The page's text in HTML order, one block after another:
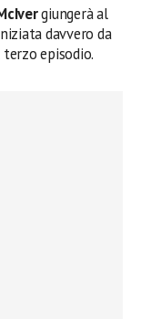
giungerà al
davvero da
episodio.